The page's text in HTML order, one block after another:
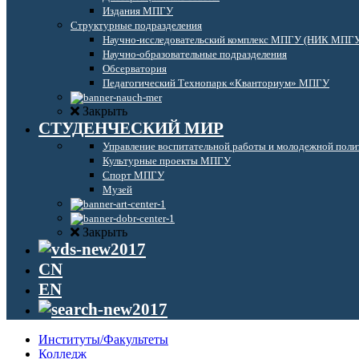
Издания МПГУ
Структурные подразделения
Научно-исследовательский комплекс МПГУ (НИК
Научно-образовательные подразделения
Обсерватория
Педагогический Технопарк «Кванториум» МПГУ
Закрыть
СТУДЕНЧЕСКИЙ МИР
Управление воспитательной работы и молодежной
Культурные проекты МПГУ
Спорт МПГУ
Музей
Закрыть
CN
EN
Институты/Факультеты
Колледж